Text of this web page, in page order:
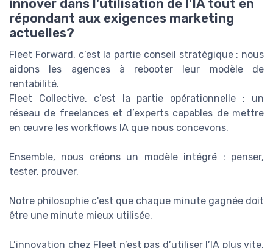
innover dans l'utilisation de l'IA tout en
répondant aux exigences marketing
actuelles?
Fleet Forward, c’est la partie conseil stratégique : nous
aidons les agences à rebooter leur modèle de
rentabilité.
Fleet Collective, c’est la partie opérationnelle : un
réseau de freelances et d’experts capables de mettre
en œuvre les workflows IA que nous concevons.
Ensemble, nous créons un modèle intégré : penser,
tester, prouver.
Notre philosophie c'est que chaque minute gagnée doit
être une minute mieux utilisée.
L’innovation chez Fleet n’est pas d’utiliser l’IA plus vite,